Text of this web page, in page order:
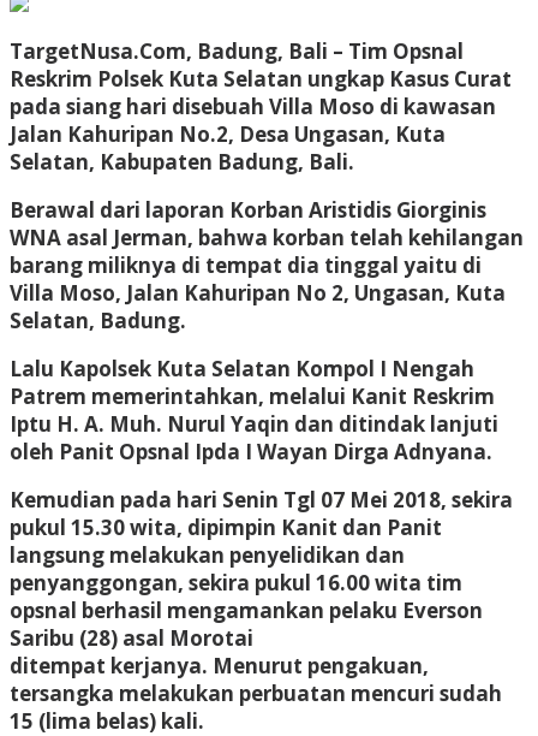
TargetNusa.Com, Badung, Bali – Tim Opsnal
Reskrim Polsek Kuta Selatan ungkap Kasus Curat
pada siang hari disebuah Villa Moso di kawasan
Jalan Kahuripan No.2, Desa Ungasan, Kuta
Selatan, Kabupaten Badung, Bali.
Berawal dari laporan Korban Aristidis Giorginis
WNA asal Jerman, bahwa korban telah kehilangan
barang miliknya di tempat dia tinggal yaitu di
Villa Moso, Jalan Kahuripan No 2, Ungasan, Kuta
Selatan, Badung.
Lalu Kapolsek Kuta Selatan Kompol I Nengah
Patrem memerintahkan, melalui Kanit Reskrim
Iptu H. A. Muh. Nurul Yaqin dan ditindak lanjuti
oleh Panit Opsnal Ipda I Wayan Dirga Adnyana.
Kemudian pada hari Senin Tgl 07 Mei 2018, sekira
pukul 15.30 wita, dipimpin Kanit dan Panit
langsung melakukan penyelidikan dan
penyanggongan, sekira pukul 16.00 wita tim
opsnal berhasil mengamankan pelaku Everson
Saribu (28) asal Morotai
ditempat kerjanya. Menurut pengakuan,
tersangka melakukan perbuatan mencuri sudah
15 (lima belas) kali.